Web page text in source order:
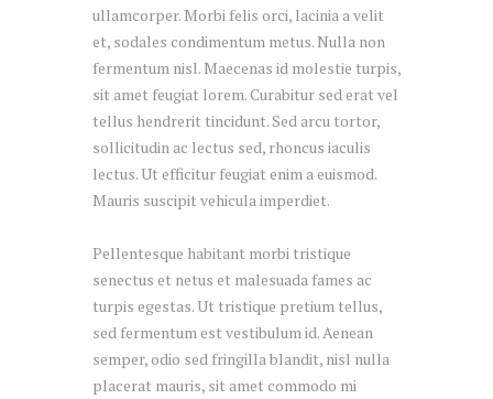
ullamcorper. Morbi felis orci, lacinia a velit
et, sodales condimentum metus. Nulla non
fermentum nisl. Maecenas id molestie turpis,
sit amet feugiat lorem. Curabitur sed erat vel
tellus hendrerit tincidunt. Sed arcu tortor,
sollicitudin ac lectus sed, rhoncus iaculis
lectus. Ut efficitur feugiat enim a euismod.
Mauris suscipit vehicula imperdiet.
Pellentesque habitant morbi tristique
senectus et netus et malesuada fames ac
turpis egestas. Ut tristique pretium tellus,
sed fermentum est vestibulum id. Aenean
semper, odio sed fringilla blandit, nisl nulla
placerat mauris, sit amet commodo mi